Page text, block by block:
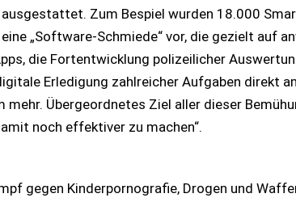
Zum Bespiel wurden 18.000
„Software-Schmiede“ vor, die gezielt auf
die Fortentwicklung polizeilicher
Erledigung zahlreicher Aufgaben direkt
Übergeordnetes Ziel aller dieser
noch effektiver zu machen“.
gegen Kinderpornografie, Drogen und